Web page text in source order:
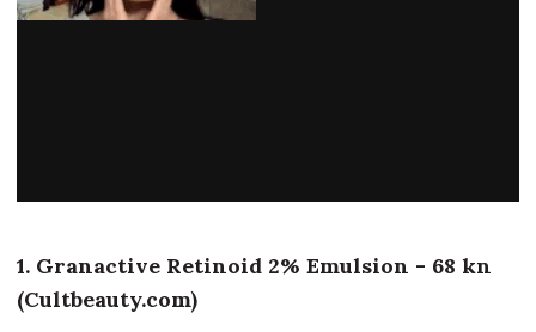
1. Granactive Retinoid 2% Emulsion - 68 kn
(Cultbeauty.com)